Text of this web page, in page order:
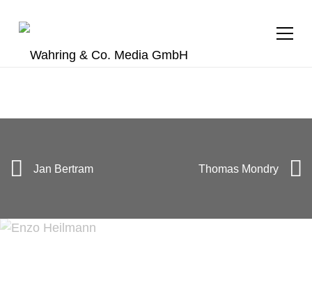
Jan Bertram Thomas Mondry